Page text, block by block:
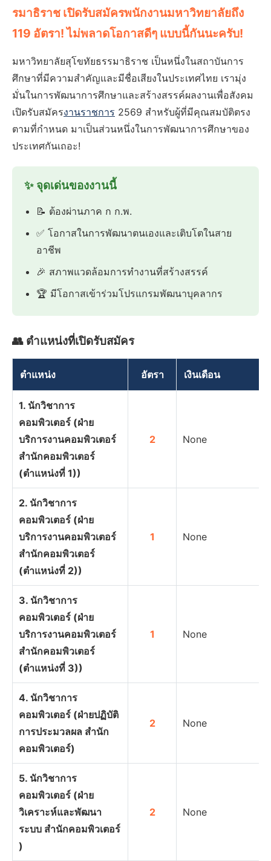
รมาธิราช เปิดรับสมัครพนักงานมหาวิทยาลัยถึง
119 อัตรา! ไม่พลาดโอกาสดีๆ แบบนี้กันนะครับ!
มหาวิทยาลัยสุโขทัยธรรมาธิราช เป็นหนึ่งในสถาบันการ
ศึกษาที่มีความสำคัญและมีชื่อเสียงในประเทศไทย เรามุ่ง
มั่นในการพัฒนาการศึกษาและสร้างสรรค์ผลงานเพื่อสังคม
เปิดรับสมัครงานราชการ 2569 สำหรับผู้ที่มีคุณสมบัติตรง
ตามที่กำหนด มาเป็นส่วนหนึ่งในการพัฒนาการศึกษาของ
ประเทศกันเถอะ!
✨ จุดเด่นของงานนี้
📝 ต้องผ่านภาค ก ก.พ.
✅ โอกาสในการพัฒนาตนเองและเติบโตในสาย
อาชีพ
🎉 สภาพแวดล้อมการทำงานที่สร้างสรรค์
🏆 มีโอกาสเข้าร่วมโปรแกรมพัฒนาบุคลากร
👥 ตำแหน่งที่เปิดรับสมัคร
ตำแหน่ง อัตรา เงินเดือน
1. นักวิชาการ
คอมพิวเตอร์ (ฝ่าย
บริการงานคอมพิวเตอร์
สำนักคอมพิวเตอร์
(ตำแหน่งที่ 1))
2 None
2. นักวิชาการ
คอมพิวเตอร์ (ฝ่าย
บริการงานคอมพิวเตอร์
สำนักคอมพิวเตอร์
(ตำแหน่งที่ 2))
1 None
3. นักวิชาการ
คอมพิวเตอร์ (ฝ่าย
บริการงานคอมพิวเตอร์
สำนักคอมพิวเตอร์
(ตำแหน่งที่ 3))
1 None
4. นักวิชาการ
คอมพิวเตอร์ (ฝ่ายปฏิบัติ
การประมวลผล สำนัก
คอมพิวเตอร์)
2 None
5. นักวิชาการ
คอมพิวเตอร์ (ฝ่าย
วิเคราะห์และพัฒนา
ระบบ สำนักคอมพิวเตอร์
)
2 None